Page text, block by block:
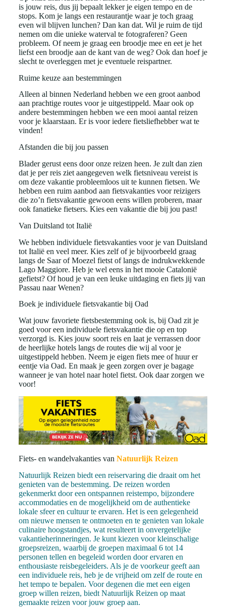
is jouw reis, dus jij bepaalt lekker je eigen tempo en de
stops. Kom je langs een restaurantje waar je toch graag
even wil blijven lunchen? Dan kan dat. Wil je ruim de tijd
nemen om die unieke waterval te fotograferen? Geen
probleem. Of neem je graag een broodje mee en eet je het
liefst een broodje aan de kant van de weg? Ook dan hoef je
slecht te overleggen met je eventuele reispartner.
Ruime keuze aan bestemmingen
Alleen al binnen Nederland hebben we een groot aanbod
aan prachtige routes voor je uitgestippeld. Maar ook op
andere bestemmingen hebben we een mooi aantal reizen
voor je klaarstaan. Er is voor iedere fietsliefhebber wat te
vinden!
Afstanden die bij jou passen
Blader gerust eens door onze reizen heen. Je zult dan zien
dat je per reis ziet aangegeven welk fietsniveau vereist is
om deze vakantie probleemloos uit te kunnen fietsen. We
hebben een ruim aanbod aan fietsvakanties voor reizigers
die zo’n fietsvakantie gewoon eens willen proberen, maar
ook fanatieke fietsers. Kies een vakantie die bij jou past!
Van Duitsland tot Italië
We hebben individuele fietsvakanties voor je van Duitsland
tot Italië en veel meer. Kies zelf of je bijvoorbeeld graag
langs de Saar of Moezel fietst of langs de indrukwekkende
Lago Maggiore. Heb je wel eens in het mooie Catalonië
gefietst? Of houd je van een leuke uitdaging en fiets jij van
Passau naar Wenen?
Boek je individuele fietsvakantie bij Oad
Wat jouw favoriete fietsbestemming ook is, bij Oad zit je
goed voor een individuele fietsvakantie die op en top
verzorgd is. Kies jouw soort reis en laat je verrassen door
de heerlijke hotels langs de routes die wij al voor je
uitgestippeld hebben. Neem je eigen fiets mee of huur er
eentje via Oad. En maak je geen zorgen over je bagage
wanneer je van hotel naar hotel fietst. Ook daar zorgen we
voor!
Fiets- en wandelvakanties van Natuurlijk Reizen
Natuurlijk Reizen biedt een reiservaring die draait om het
genieten van de bestemming. De reizen worden
gekenmerkt door een ontspannen reistempo, bijzondere
accommodaties en de mogelijkheid om de authentieke
lokale sfeer en cultuur te ervaren. Het is een gelegenheid
om nieuwe mensen te ontmoeten en te genieten van lokale
culinaire hoogstandjes, wat resulteert in onvergetelijke
vakantieherinneringen. Je kunt kiezen voor kleinschalige
groepsreizen, waarbij de groepen maximaal 6 tot 14
personen tellen en begeleid worden door ervaren en
enthousiaste reisbegeleiders. Als je de voorkeur geeft aan
een individuele reis, heb je de vrijheid om zelf de route en
het tempo te bepalen. Voor degenen die met een eigen
groep willen reizen, biedt Natuurlijk Reizen op maat
gemaakte reizen voor jouw groep aan.